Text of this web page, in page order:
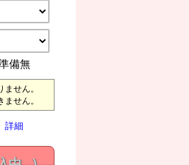
備無
せん。
せん。
詳細